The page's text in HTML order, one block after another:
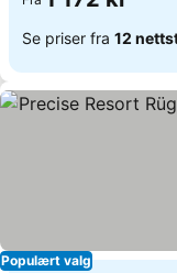
Se priser fra 12
Populært valg